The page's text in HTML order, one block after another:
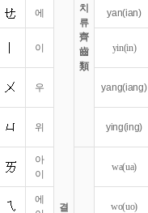
결
치
류
齊
齒
類
에 yan(ian)
이 yin(in)
우 yang(iang)
위 ying(ing)
아
이
wa(ua)
에
wo(uo)